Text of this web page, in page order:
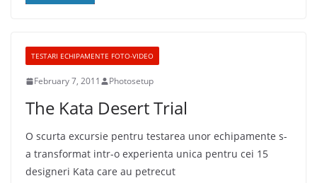
TESTARI ECHIPAMENTE FOTO-VIDEO
February 7, 2011 Photosetup
The Kata Desert Trial
O scurta excursie pentru testarea unor echipamente s-
a transformat intr-o experienta unica pentru cei 15
designeri Kata care au petrecut